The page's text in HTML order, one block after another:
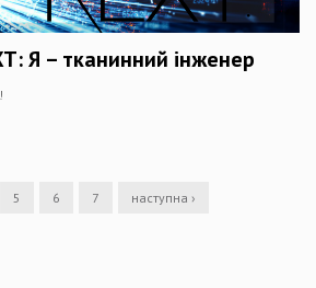
Я – тканинний інженер
5 6 7 наступна ›